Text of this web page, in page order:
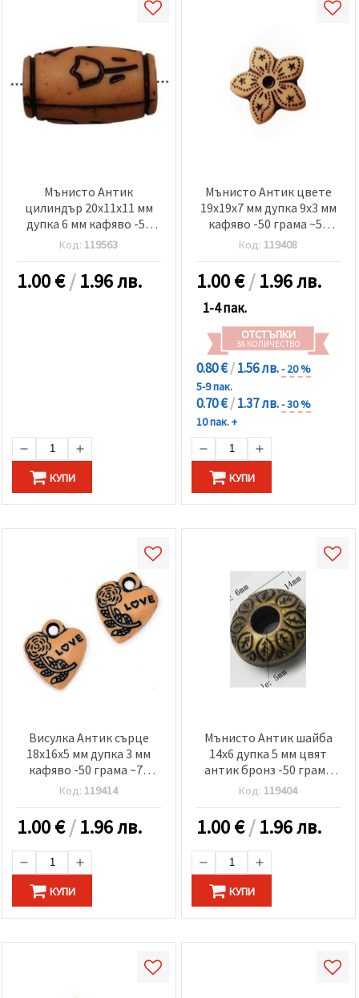
Мънисто Антик
цилиндър 20x11x11 мм
дупка 6 мм кафяво -50
грама ~39 броя
Код: 119563
1.00€/1.96 лв.
КУПИ
Мънисто Антик цвете
19x19x7 мм дупка 9x3 мм
кафяво -50 грама ~55
броя
Код: 119408
1.00€/1.96 лв.
1-4 пак.
ОТСТЪПКИ
ЗА КОЛИЧЕСТВО
0.80 €/1.56 лв.- 20 %
5-9 пак.
0.70 €/1.37 лв.- 30 %
10 пак. +
КУПИ
Висулка Антик сърце
18x16x5 мм дупка 3 мм
кафяво -50 грама ~70
броя
Код: 119414
1.00€/1.96 лв.
КУПИ
Мънисто Антик шайба
14x6 дупка 5 мм цвят
антик бронз -50 грама
~78 броя
Код: 119404
1.00€/1.96 лв.
КУПИ